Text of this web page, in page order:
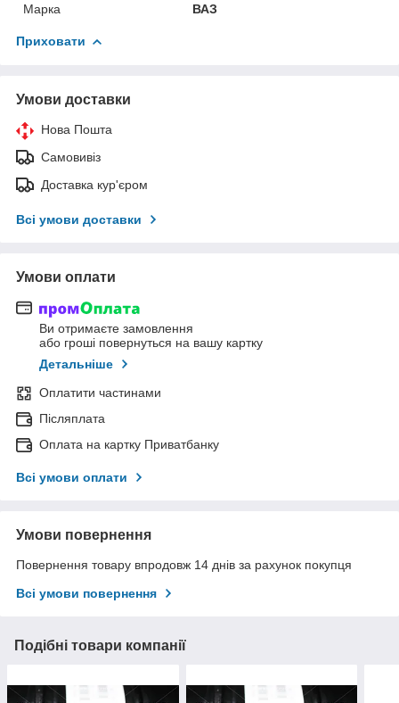
Марка
ВАЗ
Приховати
Умови доставки
Нова Пошта
Самовивіз
Доставка кур'єром
Всі умови доставки
Умови оплати
Ви отримаєте замовлення
або гроші повернуться на вашу картку
Детальніше
Оплатити частинами
Післяплата
Оплата на картку Приватбанку
Всі умови оплати
Умови повернення
Повернення товару впродовж 14 днів за рахунок покупця
Всі умови повернення
Подібні товари компанії